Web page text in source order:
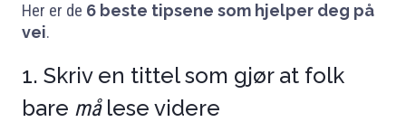
Her er de 6 beste tipsene som hjelper deg på
vei.
1. Skriv en tittel som gjør at folk
bare målese videre